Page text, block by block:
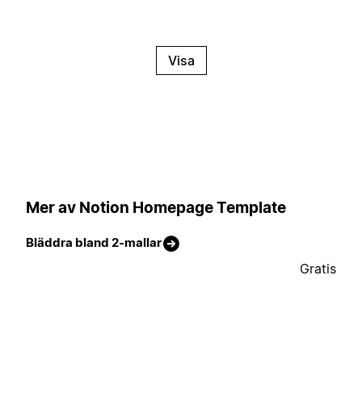
Visa
Mer av Notion Homepage Template
Bläddra bland 2-mallar
Gratis